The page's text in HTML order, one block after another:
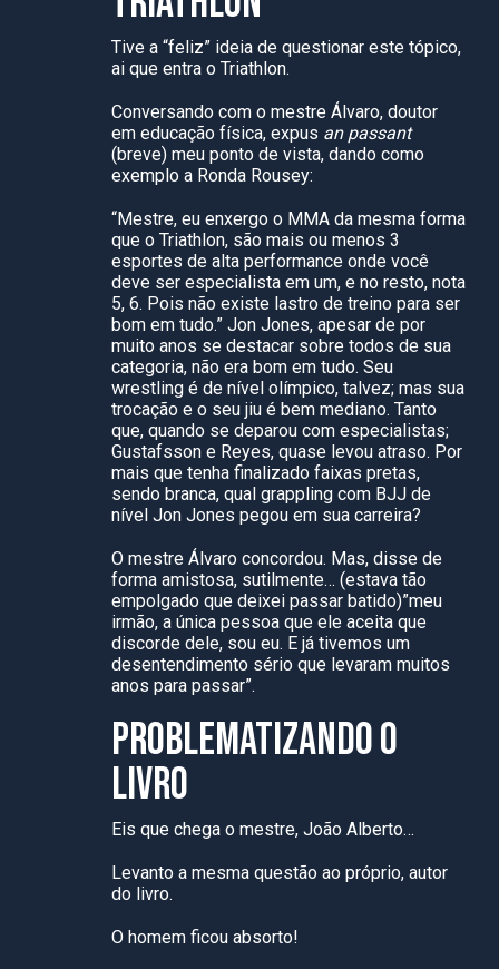
Tive a “feliz” ideia de questionar este tópico,
ai que entra o Triathlon.
Conversando com o mestre Álvaro, doutor
em educação física, expus an passant
(breve) meu ponto de vista, dando como
exemplo a Ronda Rousey:
“Mestre, eu enxergo o MMA da mesma forma
que o Triathlon, são mais ou menos 3
esportes de alta performance onde você
deve ser especialista em um, e no resto, nota
5, 6. Pois não existe lastro de treino para ser
bom em tudo.” Jon Jones, apesar de por
muito anos se destacar sobre todos de sua
categoria, não era bom em tudo. Seu
wrestling é de nível olímpico, talvez; mas sua
trocação e o seu jiu é bem mediano. Tanto
que, quando se deparou com especialistas;
Gustafsson e Reyes, quase levou atraso. Por
mais que tenha finalizado faixas pretas,
sendo branca, qual grappling com BJJ de
nível Jon Jones pegou em sua carreira?
O mestre Álvaro concordou. Mas, disse de
forma amistosa, sutilmente… (estava tão
empolgado que deixei passar batido)”meu
irmão, a única pessoa que ele aceita que
discorde dele, sou eu. E já tivemos um
desentendimento sério que levaram muitos
anos para passar”.
PROBLEMATIZANDO O
LIVRO
Eis que chega o mestre, João Alberto…
Levanto a mesma questão ao próprio, autor
do livro.
O homem ficou absorto!